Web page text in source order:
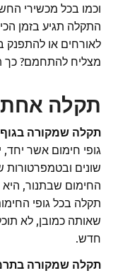
וכמו בכל מכשירי
התקלה תגיע בזמן
לאורחים או להתפנק
מצליח להתחמם? כך
תקלה אחת
תקלה שמקורה
גופי חימום אשר
שונים
החימום שבתנור, היא
תקלה בכל גופי
שאותה כמובן, לא
חדש.
תקלה שמקורה